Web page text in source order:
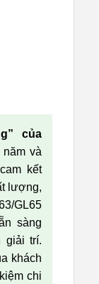
của
và
kết
lượng,
GL65
sàng
giải trí.
khách
chi